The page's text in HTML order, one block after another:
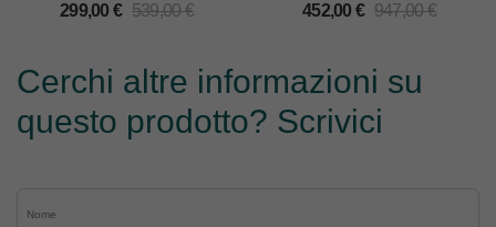
299,00 € 539,00€ 452,00 € 947,00€
Cerchi altre informazioni su
questo prodotto? Scrivici